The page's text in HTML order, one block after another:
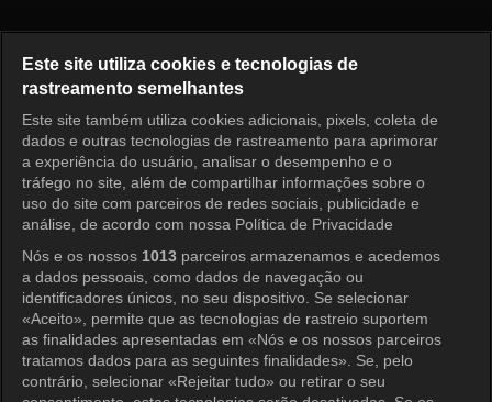
Entrar
Este site utiliza cookies e tecnologias de
rastreamento semelhantes
Este site também utiliza cookies adicionais, pixels, coleta de
dados e outras tecnologias de rastreamento para aprimorar
a experiência do usuário, analisar o desempenho e o
tráfego no site, além de compartilhar informações sobre o
uso do site com parceiros de redes sociais, publicidade e
análise, de acordo com nossa Política de Privacidade
Nós e os nossos 1013 parceiros armazenamos e acedemos
a dados pessoais, como dados de navegação ou
identificadores únicos, no seu dispositivo. Se selecionar
«Aceito», permite que as tecnologias de rastreio suportem
as finalidades apresentadas em «Nós e os nossos parceiros
tratamos dados para as seguintes finalidades». Se, pelo
contrário, selecionar «Rejeitar tudo» ou retirar o seu